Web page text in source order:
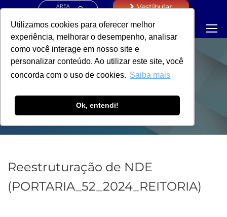
Utilizamos cookies para oferecer melhor
experiência, melhorar o desempenho, analisar
como você interage em nosso site e
personalizar conteúdo. Ao utilizar este site, você
concorda com o uso de cookies. Saiba mais
Ok, entendi!
ÁREA
Vestibular
PORTARIA -
REITORIA
Reestruturação de NDE
(PORTARIA_52_2024_REITORIA)